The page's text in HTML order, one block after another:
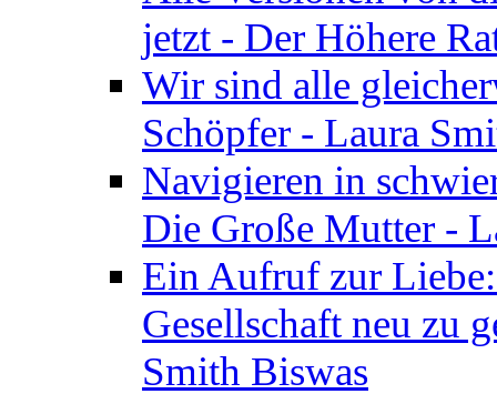
jetzt - Der Höhere
Wir sind alle
Schöpfer - Laura
Navigieren in
Die Große Mutter -
Ein Aufruf zur
Gesellschaft neu zu
Smith Biswas